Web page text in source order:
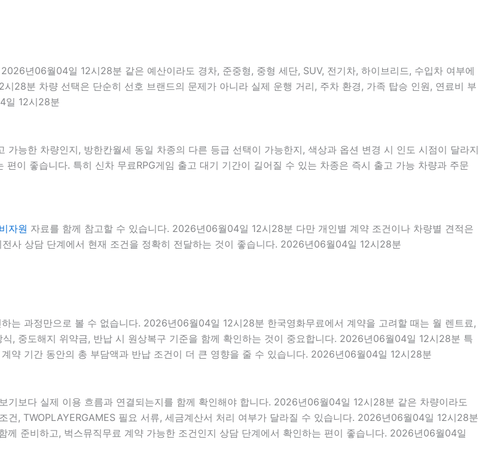
년06월04일 12시28분 같은 예산이라도 경차, 준중형, 중형 세단, SUV, 전기차, 하이브리드, 수입차 여부에
28분 차량 선택은 단순히 선호 브랜드의 문제가 아니라 실제 운행 거리, 주차 환경, 가족 탑승 인원, 연료비 부
일 12시28분
능한 차량인지, 방한칸월세 동일 차종의 다른 등급 선택이 가능한지, 색상과 옵션 변경 시 인도 시점이 달라지
이 좋습니다. 특히 신차 무료RPG게임 출고 대기 기간이 길어질 수 있는 차종은 즉시 출고 가능 차량과 주문
자원 자료를 함께 참고할 수 있습니다. 2026년06월04일 12시28분 다만 개인별 계약 조건이나 차량별 견적은
사 상담 단계에서 현재 조건을 정확히 전달하는 것이 좋습니다. 2026년06월04일 12시28분
는 과정만으로 볼 수 없습니다. 2026년06월04일 12시28분 한국영화무료에서 계약을 고려할 때는 월 렌트료,
, 중도해지 위약금, 반납 시 원상복구 기준을 함께 확인하는 것이 중요합니다. 2026년06월04일 12시28분 특
약 기간 동안의 총 부담액과 반납 조건이 더 큰 영향을 줄 수 있습니다. 2026년06월04일 12시28분
보다 실제 이용 흐름과 연결되는지를 함께 확인해야 합니다. 2026년06월04일 12시28분 같은 차량이라도
, TWOPLAYERGAMES 필요 서류, 세금계산서 처리 여부가 달라질 수 있습니다. 2026년06월04일 12시28분
준비하고, 벅스뮤직무료 계약 가능한 조건인지 상담 단계에서 확인하는 편이 좋습니다. 2026년06월04일